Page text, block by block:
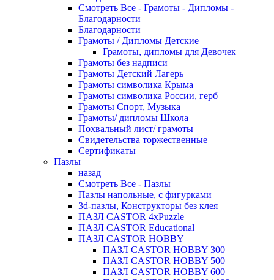
Смотреть Все - Грамоты - Дипломы -
Благодарности
Благодарности
Грамоты / Дипломы Детские
Грамоты, дипломы для Девочек
Грамоты без надписи
Грамоты Детский Лагерь
Грамоты символика Крыма
Грамоты символика России, герб
Грамоты Спорт, Музыка
Грамоты/ дипломы Школа
Похвальный лист/ грамоты
Свидетельства торжественные
Сертификаты
Пазлы
назад
Смотреть Все - Пазлы
Пазлы напольные, с фигурками
3d-пазлы, Конструкторы без клея
ПАЗЛ CASTOR 4xPuzzle
ПАЗЛ CASTOR Educational
ПАЗЛ CASTOR HOBBY
ПАЗЛ CASTOR HOBBY 300
ПАЗЛ CASTOR HOBBY 500
ПАЗЛ CASTOR HOBBY 600